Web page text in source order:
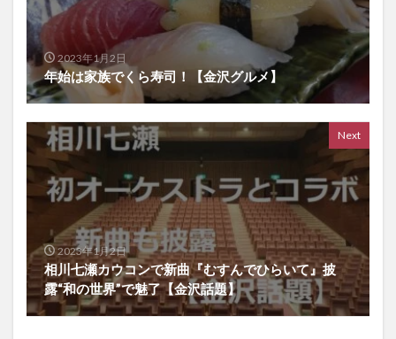
2023年1月2日
年始は家族でくら寿司！【金沢グルメ】
Next
2023年1月2日
相川七瀬カウコンで新曲『むすんでひらいて』披
露“和の世界”で魅了【金沢話題】